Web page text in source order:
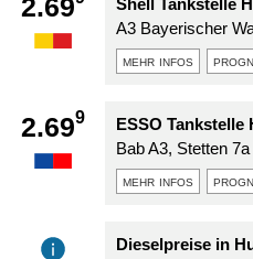
2.69
Shell Tankstelle
A3 Bayerischer
mehr infos
2.699
ESSO
Bab A3, Stetten 7a
mehr infos
Dieselpreise in